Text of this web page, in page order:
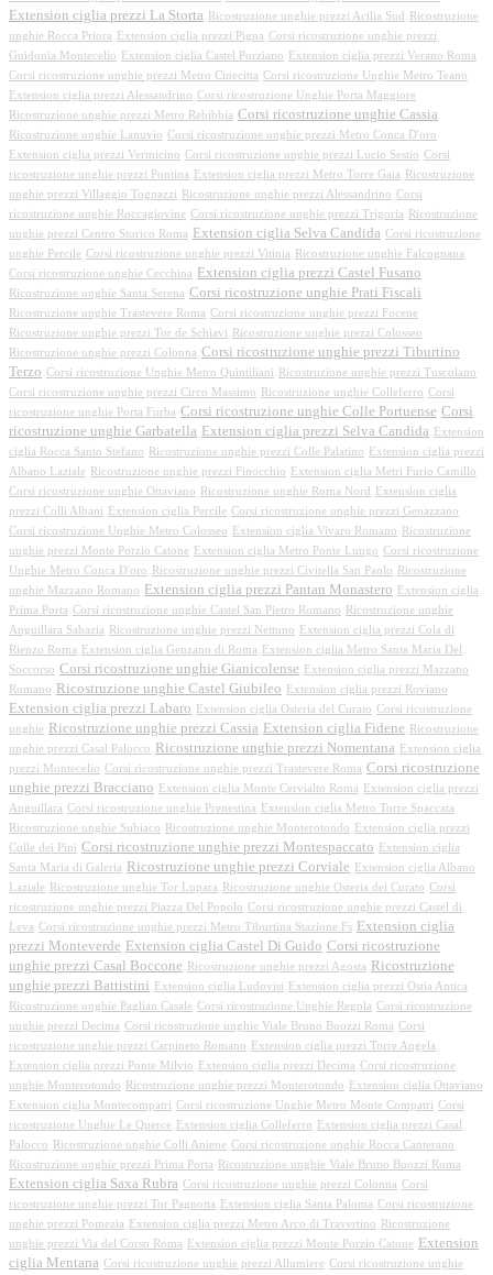
Extension ciglia prezzi La Storta Ricostruzione unghie prezzi Acilia Sud
Ricostruzione
unghie Rocca Priora
Extension ciglia prezzi Pigna Corsi ricostruzione unghie prezzi
Guidonia Montecelio
Extension ciglia Castel Porziano
Extension ciglia prezzi Verano Roma
Corsi ricostruzione unghie prezzi Metro Cinecitta Corsi ricostruzione Unghie Metro Teano
Extension ciglia prezzi Alessandrino Corsi ricostruzione Unghie Porta Maggiore
Ricostruzione unghie prezzi Metro Rebibbia Corsi ricostruzione unghie Cassia
Ricostruzione unghie Lanuvio Corsi ricostruzione unghie prezzi Metro Conca D'oro
Extension ciglia prezzi Vermicino Corsi ricostruzione unghie prezzi Lucio Sestio Corsi
ricostruzione unghie prezzi Pontina
Extension ciglia prezzi Metro Torre Gaia
Ricostruzione
unghie prezzi Villaggio Tognazzi
Ricostruzione unghie prezzi Alessandrino Corsi
ricostruzione unghie Roccagiovine Corsi ricostruzione unghie prezzi Trigoria
Ricostruzione
unghie prezzi Centro Storico Roma
Extension ciglia Selva Candida Corsi ricostruzione
unghie Percile Corsi ricostruzione unghie prezzi Vitinia
Ricostruzione unghie Falcognana
Corsi ricostruzione unghie Cecchina
Extension ciglia prezzi Castel Fusano
Ricostruzione unghie Santa Serena Corsi ricostruzione unghie Prati Fiscali
Ricostruzione unghie Trastevere Roma Corsi ricostruzione unghie prezzi Focene
Ricostruzione unghie prezzi Tor de Schiavi
Ricostruzione unghie prezzi Colosseo
Ricostruzione unghie prezzi Colonna Corsi ricostruzione unghie prezzi Tiburtino
Terzo Corsi ricostruzione Unghie Metro Quintiliani
Ricostruzione unghie prezzi Tuscolano
Corsi ricostruzione unghie prezzi Circo Massimo
Ricostruzione unghie Colleferro Corsi
ricostruzione unghie Porta Furba Corsi ricostruzione unghie Colle Portuense Corsi
ricostruzione unghie Garbatella Extension ciglia prezzi Selva Candida
Extension
ciglia Rocca Santo Stefano
Ricostruzione unghie prezzi Colle Palatino
Extension ciglia prezzi
Albano Laziale
Ricostruzione unghie prezzi Finocchio
Extension ciglia Metri Furio Camillo
Corsi ricostruzione unghie Ottaviano
Ricostruzione unghie Roma Nord
Extension ciglia
prezzi Colli Albani
Extension ciglia Percile Corsi ricostruzione unghie prezzi Genazzano
Corsi ricostruzione Unghie Metro Colosseo
Extension ciglia Vivaro Romano
Ricostruzione
unghie prezzi Monte Porzio Catone
Extension ciglia Metro Ponte Lungo Corsi ricostruzione
Unghie Metro Conca D'oro
Ricostruzione unghie prezzi Civitella San Paolo
Ricostruzione
unghie Mazzano Romano
Extension ciglia prezzi Pantan Monastero
Extension ciglia
Prima Porta Corsi ricostruzione unghie Castel San Pietro Romano
Ricostruzione unghie
Anguillara Sabazia
Ricostruzione unghie prezzi Nettuno
Extension ciglia prezzi Cola di
Rienzo Roma
Extension ciglia Genzano di Roma
Extension ciglia Metro Santa Maria Del
Soccorso Corsi ricostruzione unghie Gianicolense
Extension ciglia prezzi Mazzano
Romano
Ricostruzione unghie Castel Giubileo Extension ciglia prezzi Roviano
Extension ciglia prezzi Labaro Extension ciglia Osteria del Curato Corsi ricostruzione
unghie
Ricostruzione unghie prezzi Cassia Extension ciglia Fidene
Ricostruzione
unghie prezzi Casal Palocco
Ricostruzione unghie prezzi Nomentana
Extension ciglia
prezzi Montecelio Corsi ricostruzione unghie prezzi Trastevere Roma Corsi ricostruzione
unghie prezzi Bracciano
Extension ciglia Monte Cervialto Roma
Extension ciglia prezzi
Anguillara Corsi ricostruzione unghie Prenestina
Extension ciglia Metro Torre Spaccata
Ricostruzione unghie Subiaco
Ricostruzione unghie Monterotondo
Extension ciglia prezzi
Colle dei Pini Corsi ricostruzione unghie prezzi Montespaccato
Extension ciglia
Santa Maria di Galeria
Ricostruzione unghie prezzi Corviale
Extension ciglia Albano
Laziale
Ricostruzione unghie Tor Lupara Ricostruzione unghie Osteria del Curato Corsi
ricostruzione unghie prezzi Piazza Del Popolo Corsi ricostruzione unghie prezzi Castel di
Leva Corsi ricostruzione unghie prezzi Metro Tiburtina Stazione Fs
Extension ciglia
prezzi Monteverde Extension ciglia Castel Di Guido Corsi ricostruzione
unghie prezzi Casal Boccone
Ricostruzione unghie prezzi Agosta
Ricostruzione
unghie prezzi Battistini
Extension ciglia Ludovisi
Extension ciglia prezzi Ostia Antica
Ricostruzione unghie Paglian Casale Corsi ricostruzione Unghie Regola Corsi ricostruzione
unghie prezzi Decima Corsi ricostruzione unghie Viale Bruno Buozzi Roma Corsi
ricostruzione unghie prezzi Carpineto Romano
Extension ciglia prezzi Torre Angela
Extension ciglia prezzi Ponte Milvio
Extension ciglia prezzi Decima Corsi ricostruzione
unghie Monterotondo
Ricostruzione unghie prezzi Monterotondo
Extension ciglia Ottaviano
Extension ciglia Montecompatri Corsi ricostruzione Unghie Metro Monte Compatri Corsi
ricostruzione Unghie Le Querce
Extension ciglia Colleferro
Extension ciglia prezzi Casal
Palocco
Ricostruzione unghie Colli Aniene Corsi ricostruzione unghie Rocca Canterano
Ricostruzione unghie prezzi Prima Porta
Ricostruzione unghie Viale Bruno Buozzi Roma
Extension ciglia Saxa Rubra Corsi ricostruzione unghie prezzi Colonna Corsi
ricostruzione unghie prezzi Tor Pagnotta
Extension ciglia Santa Paloma Corsi ricostruzione
unghie prezzi Pomezia
Extension ciglia prezzi Metro Arco di Travertino
Ricostruzione
unghie prezzi Via del Corso Roma
Extension ciglia prezzi Monte Porzio Catone
Extension
ciglia Mentana Corsi ricostruzione unghie prezzi Allumiere Corsi ricostruzione unghie